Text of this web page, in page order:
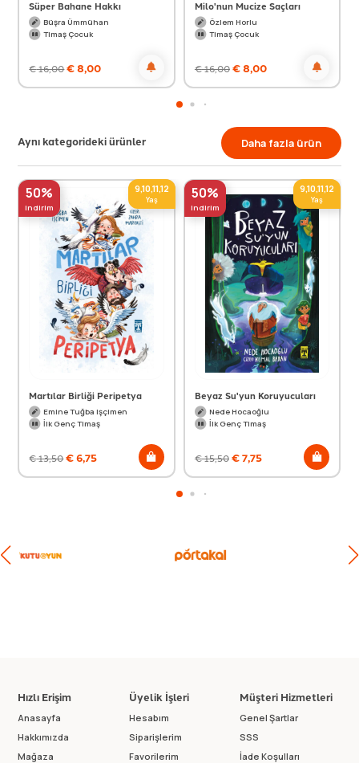
Süper Bahane Hakkı
Büşra Ümmühan
Timaş Çocuk
€16,00€8,00
Milo'nun Mucize Saçları
Özlem Horlu
Timaş Çocuk
€16,00€8,00
Aynı kategorideki ürünler Daha fazla ürün
50%
indirim
9,10,11,12
Yaş
Martılar Birliği Peripetya
Emine Tuğba Işçimen
İlk Genç Timaş
€13,50€6,75
50%
indirim
9,10,11,12
Yaş
Beyaz Su'yun Koruyucuları
Nede Hocaoğlu
İlk Genç Timaş
€15,50€7,75
Hızlı Erişim
Anasayfa
Hakkımızda
Mağaza
Üyelik İşleri
Hesabım
Siparişlerim
Favorilerim
Müşteri Hizmetleri
Genel Şartlar
SSS
İade Koşulları